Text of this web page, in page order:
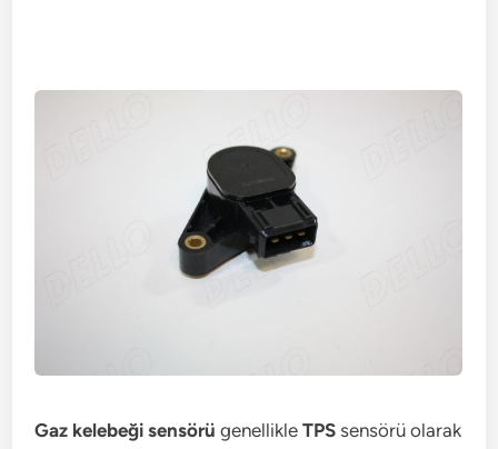
Gaz kelebeği sensörü genellikleTPS sensörü olarak